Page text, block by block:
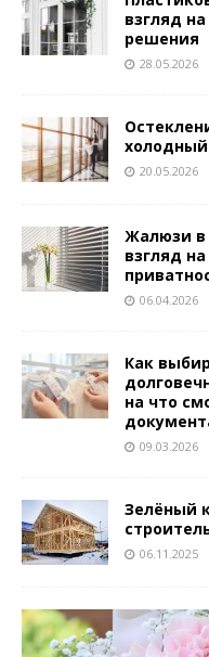
взгляд
решения
28.05.2026
20.05.2026
Жалюзи в
взгляд
06.04.2026
Как
на что
09.03.2026
Зелёный
06.11.2025